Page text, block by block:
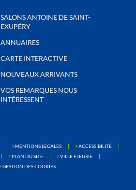
SALONS ANTOINE DE SAINT-
EXUPÉRY
ANNUAIRES
CARTE INTERACTIVE
NOUVEAUX ARRIVANTS
VOS REMARQUES NOUS
INTÉRESSENT
MENTIONS LÉGALES
ACCESSIBILITÉ
PLAN DU SITE
VILLE FLEURIE
GESTION DES COOKIES